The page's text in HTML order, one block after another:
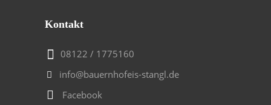
Kontakt
08122 / 1775160
info@bauernhofeis-stangl.de
Facebook